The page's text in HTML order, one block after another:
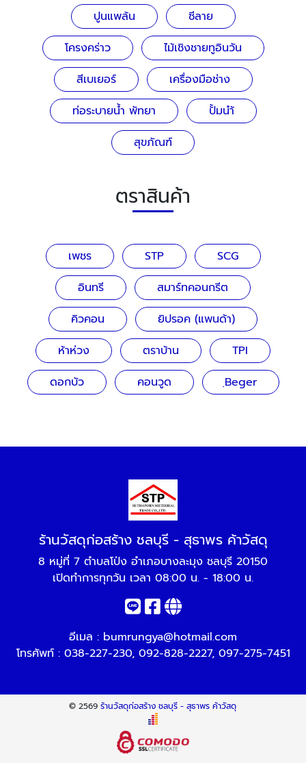
ปูนแพล้น
ซีลาย
โครงคร่าว
ไม้เชิงชายทูอินวัน
สีเบเยอร์
เครื่องมือช่าง
ท่อระบายน้ำ พัทยา
ปั้มนำ้
สุขภัณฑ์
ตราสินค้า
เพชร STP
SCG
อินทรี
สมาร์ทคอนกรีต
คิวคอน
ยิปรอค (แพนด้า)
ห้าห่วง
ตราบ้าน
TPI
ดอกบัว
คอนวูด ฺBeger
ร้านวัสดุก่อสร้าง ชลบุรี - สุธาพร ค้าวัสดุ
8 หมู่ที่ 7 ตำบลโป่ง อำเภอบางละมุง ชลบุรี 20150
เปิดทำการทุกวัน เวลา 08:00 น. - 18:00 น.
อีเมล : bumrungya@hotmail.com
โทรศัพท์ : 038-227-230, 092-828-2227, 097-275-7451
© 2569ร้านวัสดุก่อสร้าง ชลบุรี - สุธาพร ค้าวัสดุ